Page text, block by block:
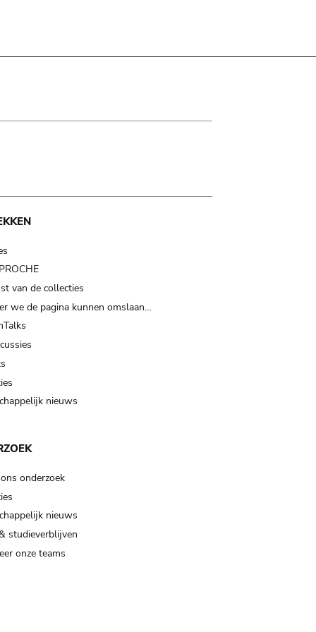
van de collecties
we de pagina kunnen omslaan…
nieuws
onderzoek
nieuws
studieverblijven
onze teams